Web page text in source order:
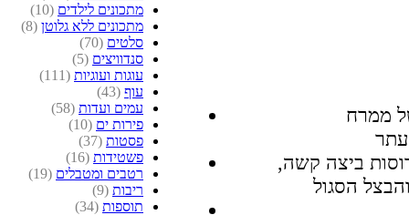
מתכונים לילדים (10)
מתכונים ללא גלוטן (8)
סלטים (70)
סנדוויצים (5)
עוגות ועוגיות (111)
עוף (43)
עמים ועדות (58)
פירות ים (10)
פסטות (37)
פשטידות (16)
רטבים ומטבלים (19)
ריבות (9)
תוספות (34)
ממרח
ביצה קשה,